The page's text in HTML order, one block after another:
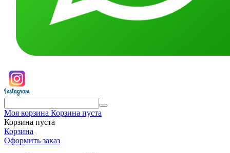
Моя корзина Корзина пуста
Корзина пуста
Корзина
Оформить заказ